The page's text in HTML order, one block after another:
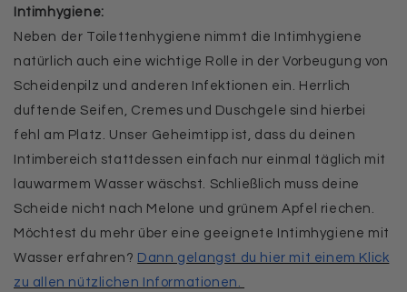
Intimhygiene:
Neben der Toilettenhygiene nimmt die Intimhygiene
natürlich auch eine wichtige Rolle in der Vorbeugung von
Scheidenpilz und anderen Infektionen ein. Herrlich
duftende Seifen, Cremes und Duschgele sind hierbei
fehl am Platz. Unser Geheimtipp ist, dass du deinen
Intimbereich stattdessen einfach nur einmal täglich mit
lauwarmem Wasser wäschst. Schließlich muss deine
Scheide nicht nach Melone und grünem Apfel riechen.
Möchtest du mehr über eine geeignete Intimhygiene mit
Wasser erfahren? Dann gelangst du hier mit einem Klick
zu allen nützlichen Informationen.